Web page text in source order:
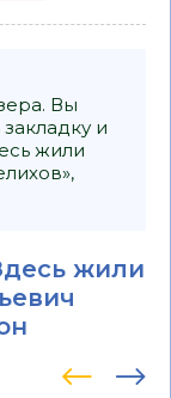
Вы
и
жили
жили